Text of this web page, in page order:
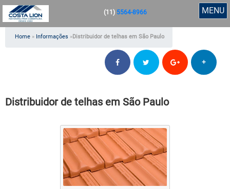
MENU
(11) 5564-8966
Home » Informações »Distribuidor de telhas em São Paulo
+
Distribuidor de telhas em São Paulo